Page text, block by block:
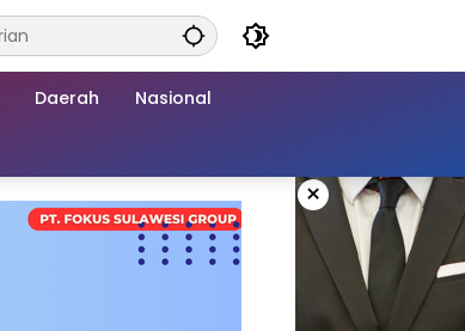
Daerah Nasional
×